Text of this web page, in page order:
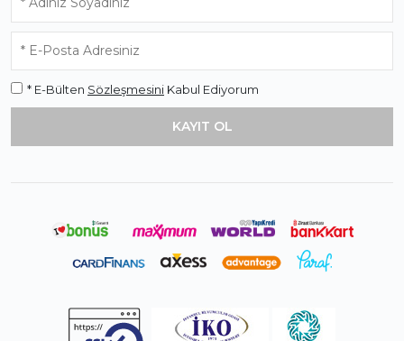
* E-Bülten Sözleşmesini Kabul Ediyorum